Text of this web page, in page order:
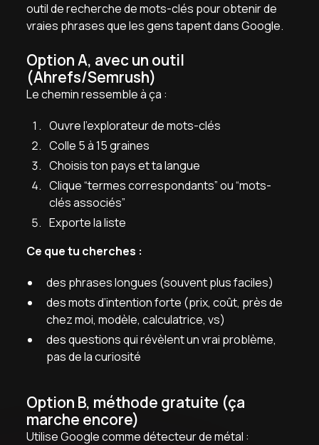
outil de recherche de mots-clés pour obtenir de
vraies phrases que les gens tapent dans Google.
Option A, avec un outil
(Ahrefs/Semrush)
Le chemin ressemble à ça :
Ouvre l’explorateur de mots-clés
Colle 5 à 15 graines
Choisis ton pays et ta langue
Clique “termes correspondants” ou “mots-
clés associés”
Exporte la liste
Ce que tu cherches :
des phrases longues (souvent plus faciles)
des mots d’intention forte (prix, coût, près de
chez moi, modèle, calculatrice, vs)
des questions qui révèlent un vrai problème,
pas de la curiosité
Option B, méthode gratuite (ça
marche encore)
Utilise Google comme détecteur de métal :